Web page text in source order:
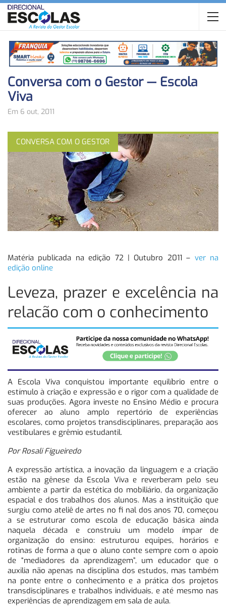
Conversa com o Gestor — Escola
Viva
Em 6 out, 2011
CONVERSA COM O GESTOR
Matéria publicada na edição 72 | Outubro 2011 – ver na
edição online
Leveza, prazer e excelência na
relacão com o conhecimento
A Escola Viva conquistou importante equilíbrio entre o
estímulo à criação e expressão e o rigor com a qualidade de
suas produções. Agora investe no Ensino Médio e procura
oferecer ao aluno amplo repertório de experiências
escolares, como projetos transdisciplinares, preparação aos
vestibulares e grêmio estudantil.
Por Rosali Figueiredo
A expressão artística, a inovação da linguagem e a criação
estão na gênese da Escola Viva e reverberam pelo seu
ambiente a partir da estética do mobiliário, da organização
espacial e dos trabalhos dos alunos. Mas a instituição que
surgiu como ateliê de artes no fi nal dos anos 70, começou
a se estruturar como escola de educação básica ainda
naquela década e construiu um modelo ímpar de
organização do ensino: estruturou equipes, horários e
rotinas de forma a que o aluno conte sempre com o apoio
de “mediadores da aprendizagem”, um educador que o
auxilia não apenas na disciplina dos estudos, mas também
na ponte entre o conhecimento e a prática dos projetos
transdisciplinares e trabalhos individuais, e até mesmo nas
experiências de aprendizagem em sala de aula.